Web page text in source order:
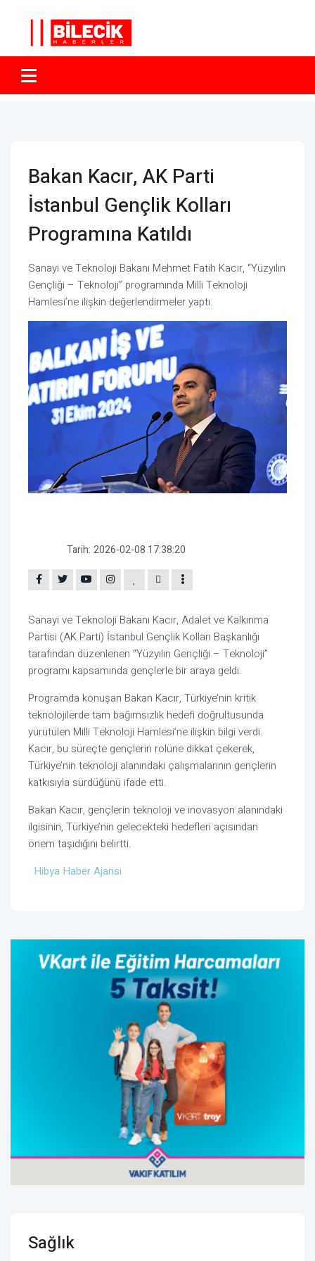
Bakan Kacır, AK Parti
İstanbul Gençlik Kolları
Programına Katıldı
Sanayi ve Teknoloji Bakanı Mehmet Fatih Kacır, “Yüzyılın
Gençliği – Teknoloji” programında Milli Teknoloji
Hamlesi’ne ilişkin değerlendirmeler yaptı.
Tarih: 2026-02-08 17:38:20
Sanayi ve Teknoloji Bakanı Kacır, Adalet ve Kalkınma
Partisi (AK Parti) İstanbul Gençlik Kolları Başkanlığı
tarafından düzenlenen “Yüzyılın Gençliği – Teknoloji”
programı kapsamında gençlerle bir araya geldi.
Programda konuşan Bakan Kacır, Türkiye’nin kritik
teknolojilerde tam bağımsızlık hedefi doğrultusunda
yürütülen Milli Teknoloji Hamlesi’ne ilişkin bilgi verdi.
Kacır, bu süreçte gençlerin rolüne dikkat çekerek,
Türkiye’nin teknoloji alanındaki çalışmalarının gençlerin
katkısıyla sürdüğünü ifade etti.
Bakan Kacır, gençlerin teknoloji ve inovasyon alanındaki
ilgisinin, Türkiye’nin gelecekteki hedefleri açısından
önem taşıdığını belirtti.
Hibya Haber Ajansı
Sağlık